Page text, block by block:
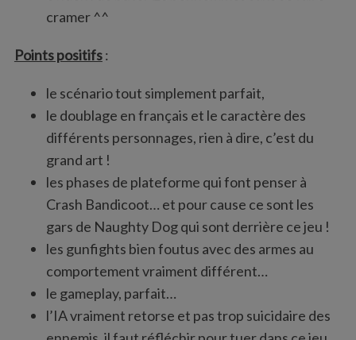
cramer ^^
Points positifs:
le scénario tout simplement parfait,
le doublage en français et le caractère des
différents personnages, rien à dire, c’est du
grand art !
les phases de plateforme qui font penser à
Crash Bandicoot… et pour cause ce sont les
gars de Naughty Dog qui sont derrière ce jeu !
les gunfights bien foutus avec des armes au
comportement vraiment différent…
le gameplay, parfait…
l’IA vraiment retorse et pas trop suicidaire des
S
e